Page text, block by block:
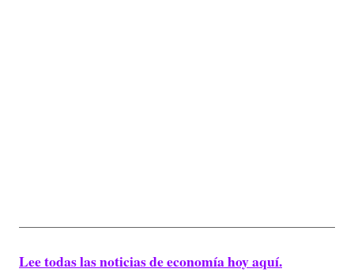
Lee todas las noticias de economía hoy aquí.